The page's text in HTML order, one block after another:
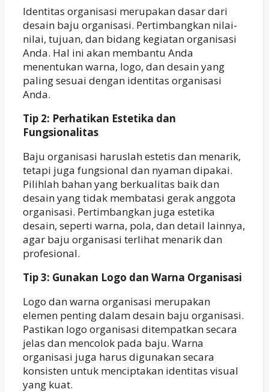
Identitas organisasi merupakan dasar dari
desain baju organisasi. Pertimbangkan nilai-
nilai, tujuan, dan bidang kegiatan organisasi
Anda. Hal ini akan membantu Anda
menentukan warna, logo, dan desain yang
paling sesuai dengan identitas organisasi
Anda.
Tip 2: Perhatikan Estetika dan
Fungsionalitas
Baju organisasi haruslah estetis dan menarik,
tetapi juga fungsional dan nyaman dipakai.
Pilihlah bahan yang berkualitas baik dan
desain yang tidak membatasi gerak anggota
organisasi. Pertimbangkan juga estetika
desain, seperti warna, pola, dan detail lainnya,
agar baju organisasi terlihat menarik dan
profesional.
Tip 3: Gunakan Logo dan Warna Organisasi
Logo dan warna organisasi merupakan
elemen penting dalam desain baju organisasi.
Pastikan logo organisasi ditempatkan secara
jelas dan mencolok pada baju. Warna
organisasi juga harus digunakan secara
konsisten untuk menciptakan identitas visual
yang kuat.